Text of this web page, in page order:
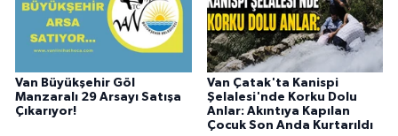
Van Büyükşehir Göl
Manzaralı 29 Arsayı Satışa
Çıkarıyor!
Van Çatak'ta Kanispi
Şelalesi'nde Korku Dolu
Anlar: Akıntıya Kapılan
Çocuk Son Anda Kurtarıldı